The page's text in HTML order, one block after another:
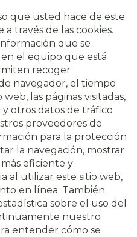
que usted hace de este
través de las cookies.
que se
el equipo que está
recoger
navegador, el tiempo
las páginas visitadas,
y otros datos de tráfico
proveedores de
para la protección
la navegación, mostrar
eficiente y
al utilizar este sitio web,
en línea. También
sobre el uso del
nuestro
entender cómo se